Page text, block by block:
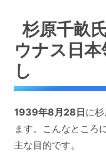
杉原千畝
ウナス日
し
1939年8月28日に
ます。こんなところ
主な目的です。